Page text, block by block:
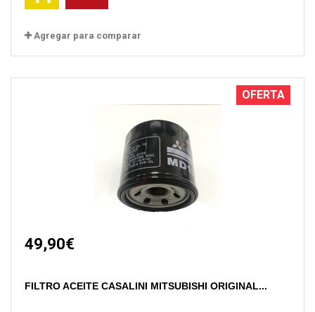
Agregar para comparar
OFERTA
49,90€
FILTRO ACEITE CASALINI MITSUBISHI ORIGINAL...